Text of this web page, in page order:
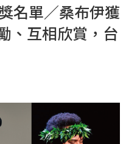
名單／桑布伊獲
、互相欣賞，台